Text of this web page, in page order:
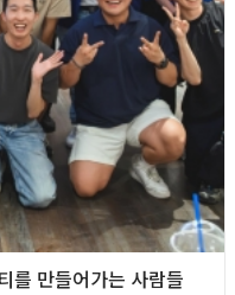
를 만들어가는 사람들